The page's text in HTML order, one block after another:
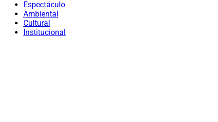
Espectáculo
Ambiental
Cultural
Institucional